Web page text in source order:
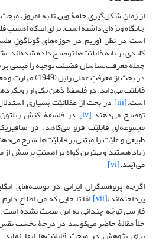
از زمانِ شکل‌گیریِ حلقۀ وین تا به امروز،
جایگاهِ ویژه‌ای داشته است. برای اینکه اهمیتِ
است در نظر آوریم در حوزه‌های گوناگونِ
کلیدی بر پایۀ قابلیّت‌ها توضیح داده شده‌اند.
جمله معرفت‌شناسانِ فضیلت توجیه را مبتنی
در بحث از معرفتِ
قابلیّت می‌داند. در فلسفۀ ذهن یکی از
است.[iii] در بحث از عقلانیّت بسیاری
توضیح می‌دهند.[iv]
مجموعه‌ای قابلیّت فرو می‌کاهد. در
طبیعی و علیّت را مبتنی بر قابلیّت‌ها شرح
زیاد هستند و بهترین گواه بر اهمیّتِ پرسش از
می‌آیند.[vi]
اگرچه پژوهشگرانِ ایرانی در نوشته‌های
پرداخته‌اند،[vii] امّا تا جایی که من اطلاع
فارسی توجّه چندانی به این مبحث نشده است.
خلأ مقالۀ حاضر می‌کوشد در درجۀ نخست نقشِ